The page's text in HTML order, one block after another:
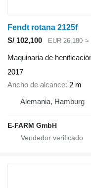
Fendt rotana 2125f
S/ 102,100
EUR 26,180 ≈
Maquinaria de
2017
Ancho de alcance 2 m
Alemania, Hamburg
E-FARM GmbH